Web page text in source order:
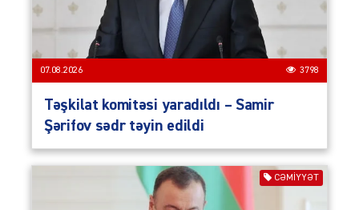
07.08.2026 3798
Təşkilat komitəsi yaradıldı – Samir
Şərifov sədr təyin edildi
CƏMIYYƏT